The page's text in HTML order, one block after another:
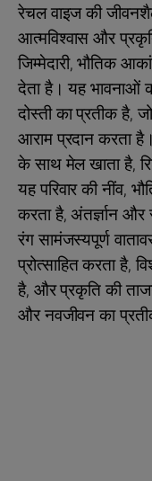
रेचल वाइज की
आत्मविश्वास और
जिम्मेदारी, भौतिक
देता है। यह भावनाओं
दोस्ती का प्रतीक है,
आराम प्रदान करता
के साथ मेल खाता है,
यह परिवार की नींव,
करता है, अंतर्ज्ञान और
रंग सामंजस्यपूर्ण
प्रोत्साहित करता है,
है, और प्रकृति की
और नवजीवन का